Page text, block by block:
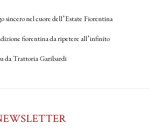
sincero nel cuore dell’Estate Fiorentina
fiorentina da ripetere all’infinito
da Trattoria Garibardi